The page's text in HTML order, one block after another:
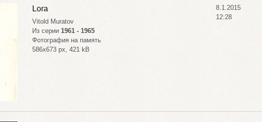
Lora
Vitold Muratov
Из серии 1961 - 1965
Фотография на память
586x673 px, 421 kB
8.1.2015
12:28